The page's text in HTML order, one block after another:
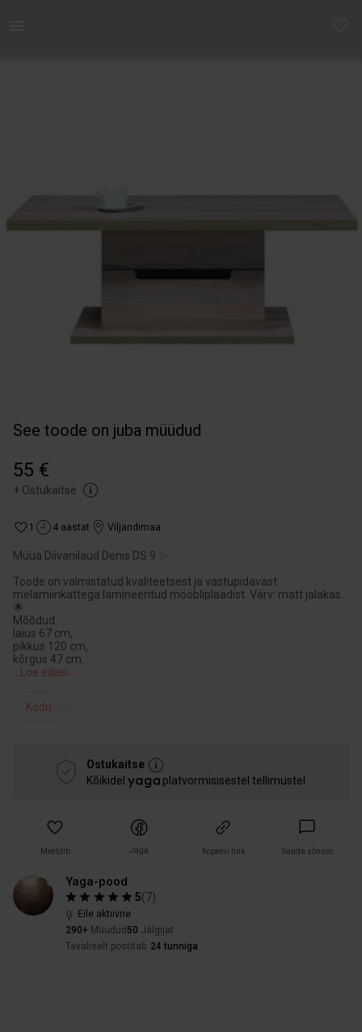
See toode on juba müüdud
55 €
+ Ostukaitse
1 4 aastat Viljandimaa
Müüa Diivanilaud Denis DS 9 ✨
Toode on valmistatud kvaliteetsest ja vastupidavast
melamiinkattega lamineeritud mööbliplaadist. Värv: matt jalakas.
🌟
Mõõdud:
laius 67 cm,
pikkus 120 cm,
Loe edasi
Kodu
Ostukaitse
Kõikidel
platvormisisestel tellimustel
Meeldib Jaga Kopeeri link Saada sõnum
Yaga-pood
5(7)
Eile aktiivne
290+ Müüdud 50 Jälgijat
Tavaliselt postitab 24 tunniga